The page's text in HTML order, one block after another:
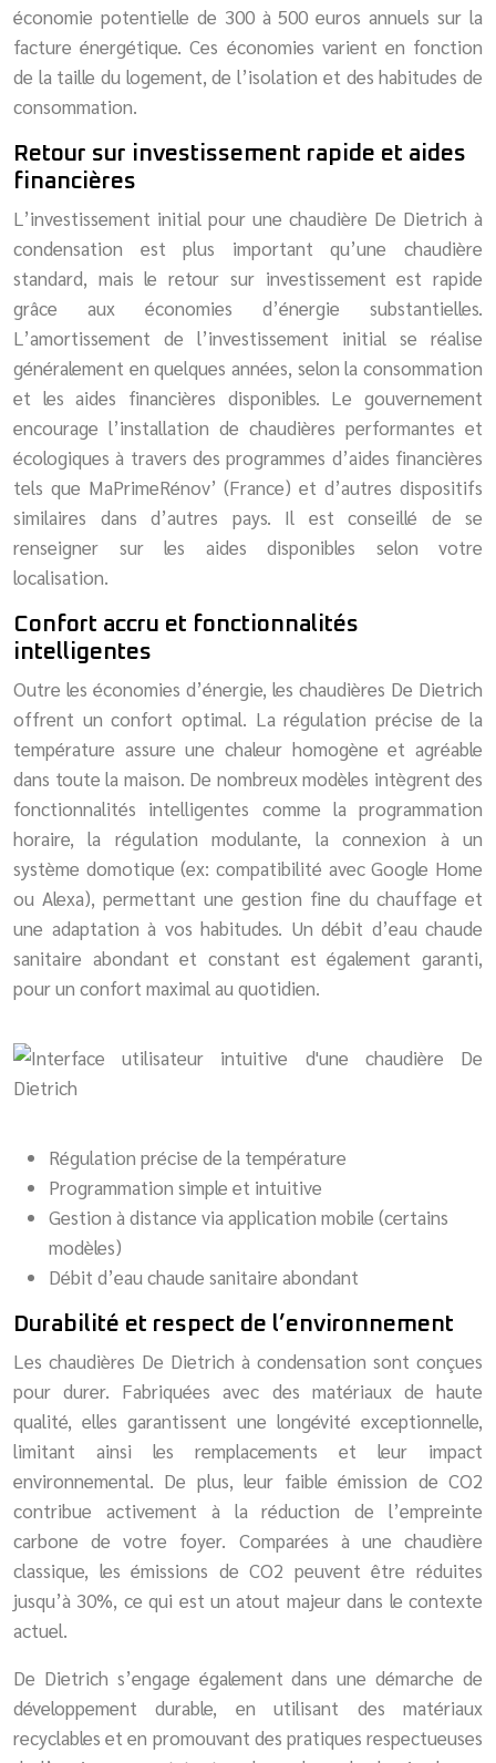
économie potentielle de 300 à 500 euros annuels sur la
facture énergétique. Ces économies varient en fonction
de la taille du logement, de l’isolation et des habitudes de
consommation.
Retour sur investissement rapide et aides
financières
L’investissement initial pour une chaudière De Dietrich à
condensation est plus important qu’une chaudière
standard, mais le retour sur investissement est rapide
grâce aux économies d’énergie substantielles.
L’amortissement de l’investissement initial se réalise
généralement en quelques années, selon la consommation
et les aides financières disponibles. Le gouvernement
encourage l’installation de chaudières performantes et
écologiques à travers des programmes d’aides financières
tels que MaPrimeRénov’ (France) et d’autres dispositifs
similaires dans d’autres pays. Il est conseillé de se
renseigner sur les aides disponibles selon votre
localisation.
Confort accru et fonctionnalités
intelligentes
Outre les économies d’énergie, les chaudières De Dietrich
offrent un confort optimal. La régulation précise de la
température assure une chaleur homogène et agréable
dans toute la maison. De nombreux modèles intègrent des
fonctionnalités intelligentes comme la programmation
horaire, la régulation modulante, la connexion à un
système domotique (ex: compatibilité avec Google Home
ou Alexa), permettant une gestion fine du chauffage et
une adaptation à vos habitudes. Un débit d’eau chaude
sanitaire abondant et constant est également garanti,
pour un confort maximal au quotidien.
Régulation précise de la température
Programmation simple et intuitive
Gestion à distance via application mobile (certains
modèles)
Débit d’eau chaude sanitaire abondant
Durabilité et respect de l’environnement
Les chaudières De Dietrich à condensation sont conçues
pour durer. Fabriquées avec des matériaux de haute
qualité, elles garantissent une longévité exceptionnelle,
limitant ainsi les remplacements et leur impact
environnemental. De plus, leur faible émission de CO2
contribue activement à la réduction de l’empreinte
carbone de votre foyer. Comparées à une chaudière
classique, les émissions de CO2 peuvent être réduites
jusqu’à 30%, ce qui est un atout majeur dans le contexte
actuel.
De Dietrich s’engage également dans une démarche de
développement durable, en utilisant des matériaux
recyclables et en promouvant des pratiques respectueuses